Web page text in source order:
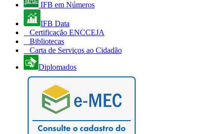
IFB em Números
IFB Data
Certificação ENCCEJA
Bibliotecas
Carta de Serviços ao Cidadão
Diplomados